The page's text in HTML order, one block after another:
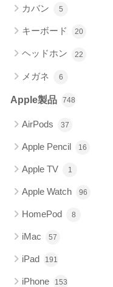
カバン 5
キーボード 20
ヘッドホン 22
メガネ 6
Apple製品 748
AirPods 37
Apple Pencil 16
Apple TV 1
Apple Watch 96
HomePod 8
iMac 57
iPad 191
iPhone 153